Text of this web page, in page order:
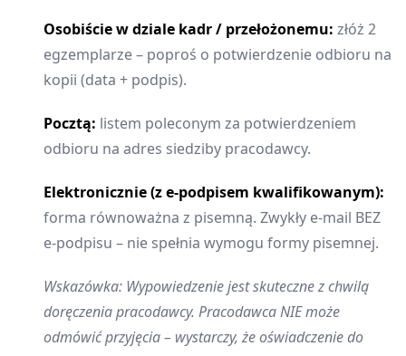
Osobiście w dziale kadr / przełożonemu: złóż 2
egzemplarze – poproś o potwierdzenie odbioru na
kopii (data + podpis).
Pocztą: listem poleconym za potwierdzeniem
odbioru na adres siedziby pracodawcy.
Elektronicznie (z e-podpisem kwalifikowanym):
forma równoważna z pisemną. Zwykły e-mail BEZ
e-podpisu – nie spełnia wymogu formy pisemnej.
Wskazówka: Wypowiedzenie jest skuteczne z chwilą
doręczenia pracodawcy. Pracodawca NIE może
odmówić przyjęcia – wystarczy, że oświadczenie do